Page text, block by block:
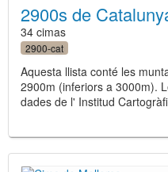
2900s de
34 cimas
2900-cat
Aquesta llista conté les
2900m (inferiors a 3000m).
dades de l' Institud